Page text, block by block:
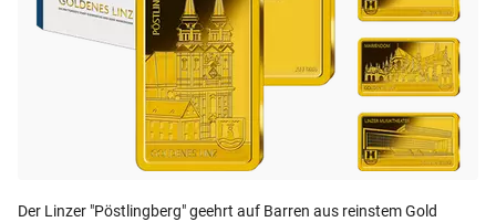
Der Linzer "Pöstlingberg" geehrt auf Barren aus reinstem Gold